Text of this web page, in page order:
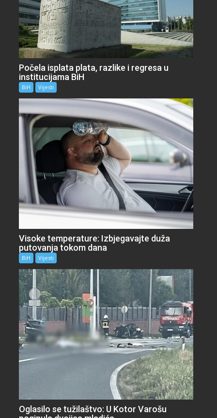
Počela isplata plata, razlike i regresa u
institucijama BiH
BiH Vijesti
Visoke temperature: Izbjegavajte duža
putovanja tokom dana
BiH Vijesti
Oglasilo se tužilaštvo: U Kotor Varošu